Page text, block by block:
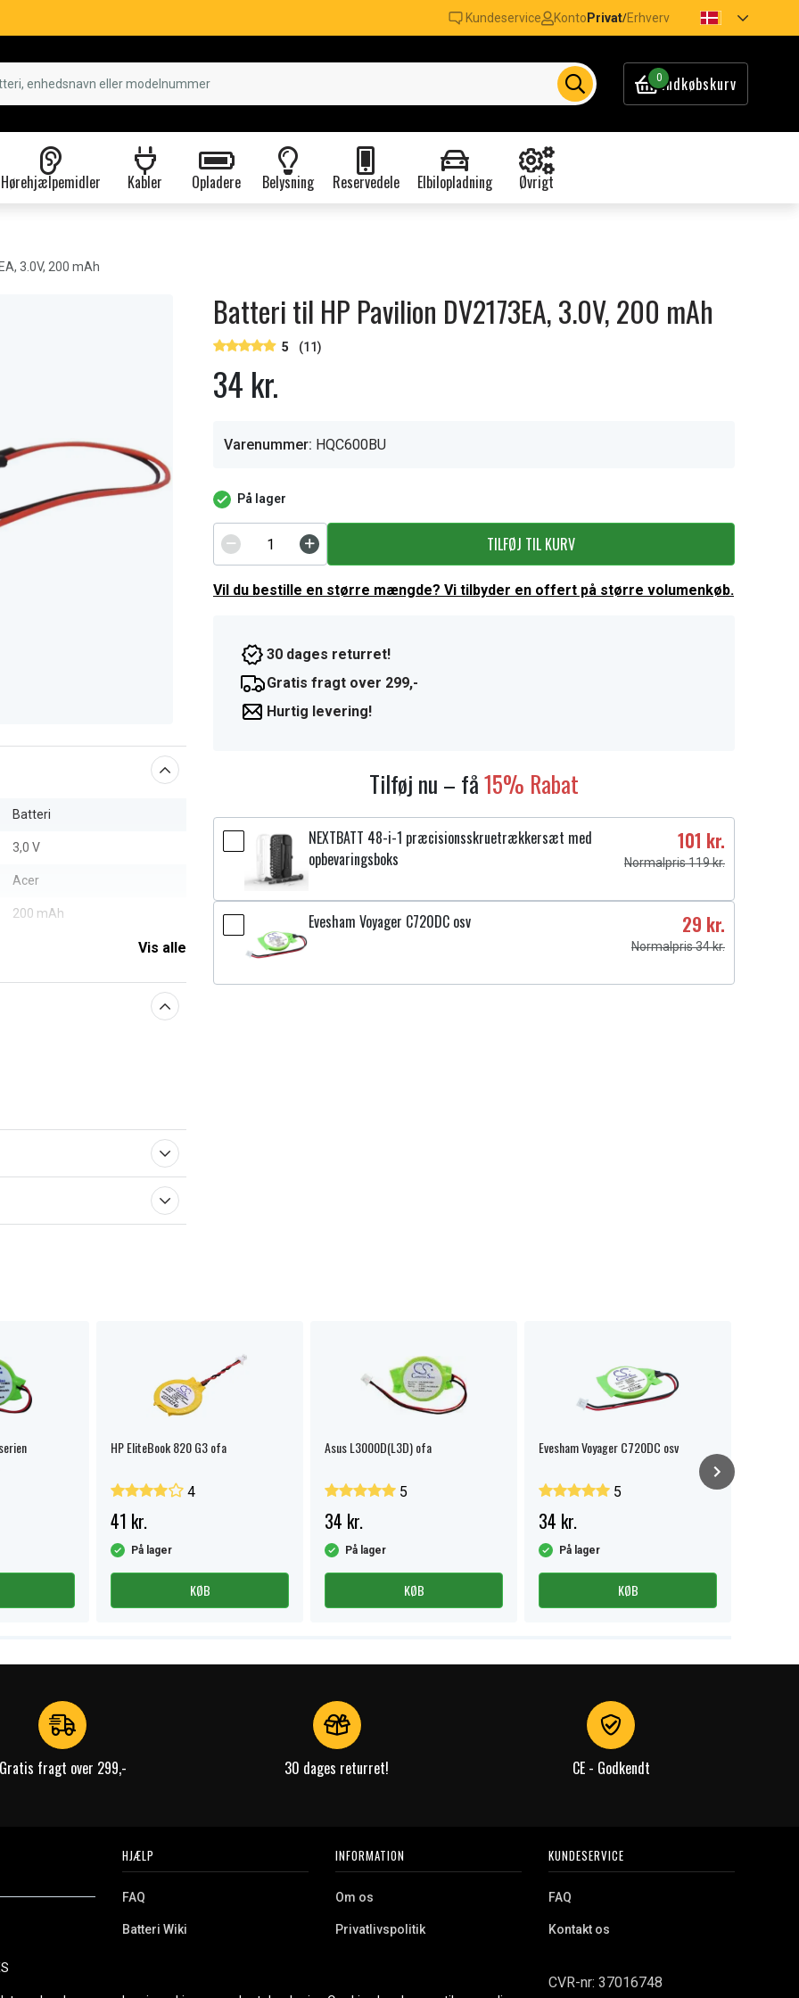
Kundeservice Konto Privat/Erhverv
0Indkøbskurv
Hørehjælpemidler Kabler Opladere Belysning Reservedele Elbilopladning Øvrigt
3.0V, 200 mAh
Batteri
3,0 V
Acer
200 mAh
Vis alle
Batteri til HP Pavilion DV2173EA, 3.0V, 200 mAh
5 (11)
34 kr.
Varenummer: HQC600BU
På lager
TILFØJ TIL KURV
Vil du bestille en større mængde? Vi tilbyder en offert på større volumenkøb.
30 dages returret!
Gratis fragt over 299,-
Hurtig levering!
Tilføj nu – få15% Rabat
NEXTBATT 48-i-1 præcisionsskruetrækkersæt med
opbevaringsboks
101 kr.
Normalpris 119 kr.
Evesham Voyager C720DC osv 29 kr.
Normalpris 34 kr.
HP EliteBook 820 G3 ofa
4
41 kr.
På lager
KØB
Asus L3000D(L3D) ofa
5
34 kr.
På lager
KØB
Evesham Voyager C720DC osv
5
34 kr.
På lager
KØB
Gratis fragt over 299,- 30 dages returret! CE - Godkendt
Vi tilbyder et
HJÆLP
FAQ
Batteri Wiki
Erhvervskunde
INFORMATION
Om os
Privatlivspolitik
Cookies
KUNDESERVICE
FAQ
Kontakt os
CVR-nr: 37016748